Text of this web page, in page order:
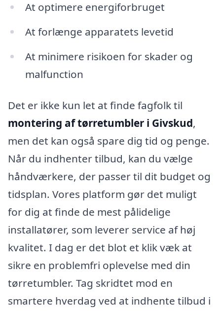
At optimere energiforbruget
At forlænge apparatets levetid
At minimere risikoen for skader og
malfunction
Det er ikke kun let at finde fagfolk til
montering af tørretumbler i Givskud,
men det kan også spare dig tid og penge.
Når du indhenter tilbud, kan du vælge
håndværkere, der passer til dit budget og
tidsplan. Vores platform gør det muligt
for dig at finde de mest pålidelige
installatører, som leverer service af høj
kvalitet. I dag er det blot et klik væk at
sikre en problemfri oplevelse med din
tørretumbler. Tag skridtet mod en
smartere hverdag ved at indhente tilbud i